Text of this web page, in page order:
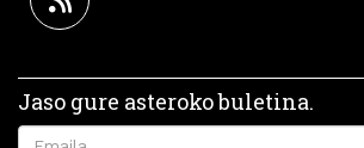
Jaso gure asteroko buletina.